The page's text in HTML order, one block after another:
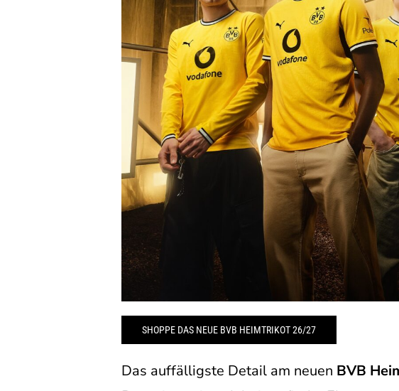
SHOPPE DAS NEUE BVB HEIMTRIKOT 26/27
Das auffälligste Detail am neuen BVB